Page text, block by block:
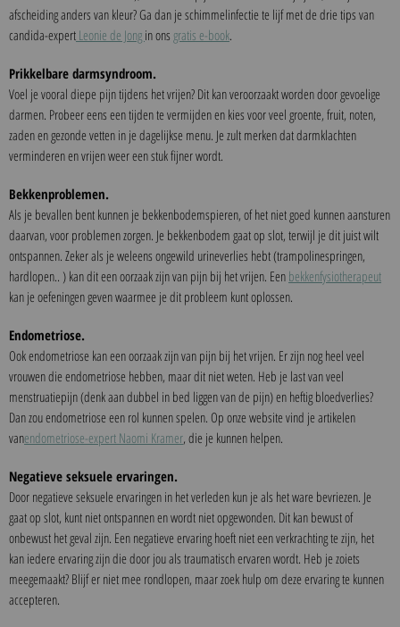
afscheiding anders van kleur? Ga dan je schimmelinfectie te lijf met de drie tips van
candida-expert Leonie de Jong in ons gratis e-book.
Prikkelbare darmsyndroom.
Voel je vooral diepe pijn tijdens het vrijen? Dit kan veroorzaakt worden door gevoelige
darmen. Probeer eens een tijden te vermijden en kies voor veel groente, fruit, noten,
zaden en gezonde vetten in je dagelijkse menu. Je zult merken dat darmklachten
verminderen en vrijen weer een stuk fijner wordt.
Bekkenproblemen.
Als je bevallen bent kunnen je bekkenbodemspieren, of het niet goed kunnen aansturen
daarvan, voor problemen zorgen. Je bekkenbodem gaat op slot, terwijl je dit juist wilt
ontspannen. Zeker als je weleens ongewild urineverlies hebt (trampolinespringen,
hardlopen.. ) kan dit een oorzaak zijn van pijn bij het vrijen. Een bekkenfysiotherapeut
kan je oefeningen geven waarmee je dit probleem kunt oplossen.
Endometriose.
Ook endometriose kan een oorzaak zijn van pijn bij het vrijen. Er zijn nog heel veel
vrouwen die endometriose hebben, maar dit niet weten. Heb je last van veel
menstruatiepijn (denk aan dubbel in bed liggen van de pijn) en heftig bloedverlies?
Dan zou endometriose een rol kunnen spelen. Op onze website vind je artikelen
vanendometriose-expert Naomi Kramer, die je kunnen helpen.
Negatieve seksuele ervaringen.
Door negatieve seksuele ervaringen in het verleden kun je als het ware bevriezen. Je
gaat op slot, kunt niet ontspannen en wordt niet opgewonden. Dit kan bewust of
onbewust het geval zijn. Een negatieve ervaring hoeft niet een verkrachting te zijn, het
kan iedere ervaring zijn die door jou als traumatisch ervaren wordt. Heb je zoiets
meegemaakt? Blijf er niet mee rondlopen, maar zoek hulp om deze ervaring te kunnen
accepteren.